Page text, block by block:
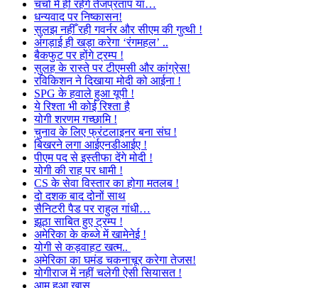
चर्चा में ही रहेंगे तेजप्रताप या…
धन्यवाद पर निष्कासन!
सुलझ नहीँ रही गवर्नर और सीएम की गुत्थी !
अंगड़ाई ही खड़ा करेगा ‘रंगमहल’ ..
बैकफुट पर होंगे ट्रम्प !
सुलह के रास्ते पर टीएमसी और कांग्रेस!
रविकिशन ने दिखाया मोदी को आईना !
SPG के हवाले हुआ यूपी !
ये रिश्ता भी कोई रिश्ता है
योगी शरणम गच्छामि !
चुनाव के लिए फ्रंटलाइनर बना संघ !
बिखरने लगा आईएनडीआईए !
पीएम पद से इस्तीफा देंगे मोदी !
योगी की राह पर धामी !
CS के सेवा विस्तार का होगा मतलब !
दो दशक बाद दोनों साथ
सैनिटरी पैड पर राहुल गांधी…
झूठा साबित हुए ट्रम्प !
अमेरिका के कब्जे में खामेनेई !
योगी से कड़वाहट खत्म..
अमेरिका का घमंड चकनाचूर करेगा तेजस!
योगीराज में नहीं चलेगी ऐसी सियासत !
आम हुआ खास